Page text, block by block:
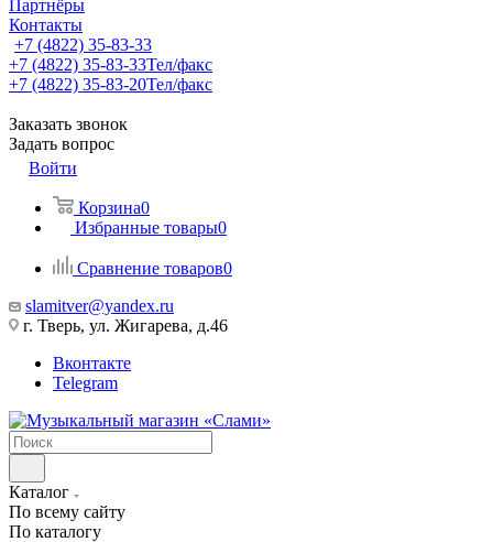
Партнёры
Контакты
+7 (4822) 35-83-33
+7 (4822) 35-83-33Тел/факс
+7 (4822) 35-83-20Тел/факс
Заказать звонок
Задать вопрос
Войти
Корзина0
Избранные товары0
Сравнение товаров0
slamitver@yandex.ru
г. Тверь, ул. Жигарева, д.46
Вконтакте
Telegram
Каталог
По всему сайту
По каталогу